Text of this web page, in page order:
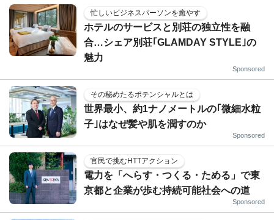
忙しいビジネスパーソンを癒やす
ホテルのサービスと別荘の独立性を融
合…シェア別荘｢GLAMDAY STYLE｣の
魅力
Sponsored
その秘めたるポテンシャルとは
世界最小、約1ナノメートルの｢微細水粒
子｣はなぜ髪や肌を潤すのか
Sponsored
官民で挑むHTTアクション
電力を「へらす・つくる・ためる」で東
京都と企業が歩む持続可能社会への道
Sponsored